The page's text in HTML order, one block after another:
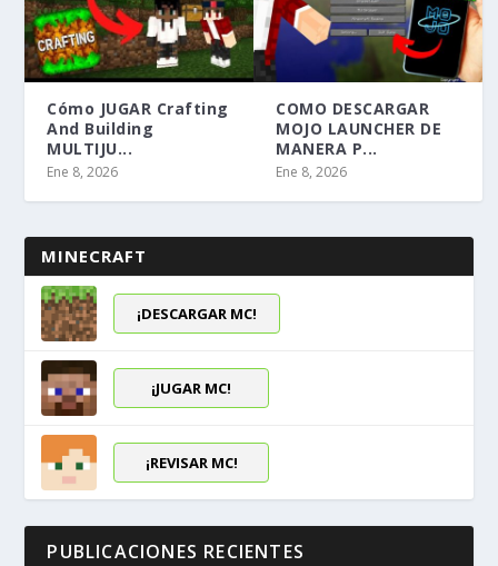
Cómo JUGAR Crafting
And Building
MULTIJU...
Ene 8, 2026
COMO DESCARGAR
MOJO LAUNCHER DE
MANERA P...
Ene 8, 2026
MINECRAFT
¡DESCARGAR MC!
¡JUGAR MC!
¡REVISAR MC!
PUBLICACIONES RECIENTES